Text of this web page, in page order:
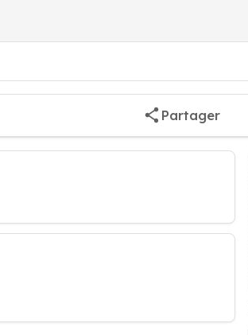
Partager